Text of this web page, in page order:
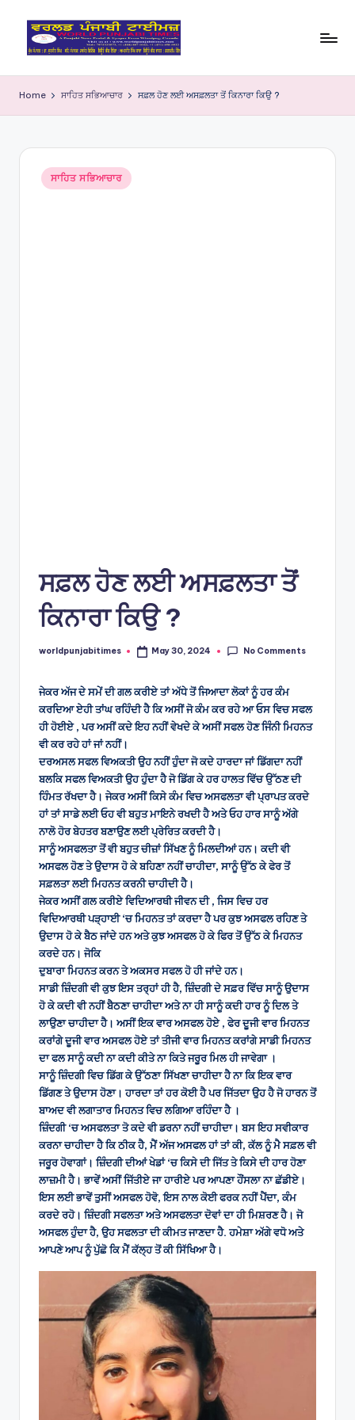
o
rl
d
Home ਸਾਹਿਤ ਸਭਿਆਚਾਰ ਸਫ਼ਲ ਹੋਣ ਲਈ ਅਸਫ਼ਲਤਾ ਤੋਂ ਕਿਨਾਰਾ ਕਿਉ ?
Posted
in
ਸਾਹਿਤ ਸਭਿਆਚਾਰ
ਸਫ਼ਲ ਹੋਣ ਲਈ ਅਸਫ਼ਲਤਾ ਤੋਂ
ਕਿਨਾਰਾ ਕਿਉ ?
Posted
worldpunjabitimes May 30, 2024 No Comments
ਜੇਕਰ ਅੱਜ ਦੇ ਸਮੇਂ ਦੀ ਗਲ ਕਰੀਏ ਤਾਂ ਅੱਧੇ ਤੋਂ ਜਿਆਦਾ ਲੋਕਾਂ ਨੂੰ ਹਰ ਕੰਮ
ਕਰਦਿਆ ਏਹੀ ਤਾਂਘ ਰਹਿੰਦੀ ਹੈ ਕਿ ਅਸੀਂ ਜੋ ਕੰਮ ਕਰ ਰਹੇ ਆ ਓਸ ਵਿਚ ਸਫਲ
ਹੀ ਹੋਈਏ , ਪਰ ਅਸੀਂ ਕਦੇ ਇਹ ਨਹੀਂ ਵੇਖਦੇ ਕੇ ਅਸੀਂ ਸਫਲ ਹੋਣ ਜਿੰਨੀ ਮਿਹਨਤ
ਵੀ ਕਰ ਰਹੇ ਹਾਂ ਜਾਂ ਨਹੀਂ।
ਦਰਅਸਲ ਸਫਲ ਵਿਅਕਤੀ ਉਹ ਨਹੀਂ ਹੁੰਦਾ ਜੋ ਕਦੇ ਹਾਰਦਾ ਜਾਂ ਡਿੱਗਦਾ ਨਹੀਂ
ਬਲਕਿ ਸਫਲ ਵਿਅਕਤੀ ਉਹ ਹੁੰਦਾ ਹੈ ਜੋ ਡਿੱਗ ਕੇ ਹਰ ਹਾਲਤ ਵਿੱਚ ਉੱਠਣ ਦੀ
ਹਿੰਮਤ ਰੱਖਦਾ ਹੈ। ਜੇਕਰ ਅਸੀਂ ਕਿਸੇ ਕੰਮ ਵਿਚ ਅਸਫਲਤਾ ਵੀ ਪ੍ਰਾਪਤ ਕਰਦੇ
ਹਾਂ ਤਾਂ ਸਾਡੇ ਲਈ ਓਹ ਵੀ ਬਹੁਤ ਮਾਇਨੇ ਰਖਦੀ ਹੈ ਅਤੇ ਓਹ ਹਾਰ ਸਾਨੂੰ ਅੱਗੇ
ਨਾਲੋ ਹੋਰ ਬੇਹਤਰ ਬਣਾਉਣ ਲਈ ਪ੍ਰੇਰਿਤ ਕਰਦੀ ਹੈ।
ਸਾਨੂੰ ਅਸਫਲਤਾ ਤੋਂ ਵੀ ਬਹੁਤ ਚੀਜ਼ਾਂ ਸਿੱਖਣ ਨੂੰ ਮਿਲਦੀਆਂ ਹਨ। ਕਦੀ ਵੀ
ਅਸਫਲ ਹੋਣ ਤੇ ਉਦਾਸ ਹੋ ਕੇ ਬਹਿਣਾ ਨਹੀਂ ਚਾਹੀਦਾ, ਸਾਨੂੰ ਉੱਠ ਕੇ ਫੇਰ ਤੋਂ
ਸਫ਼ਲਤਾ ਲਈ ਮਿਹਨਤ ਕਰਨੀ ਚਾਹੀਦੀ ਹੈ।
ਜੇਕਰ ਅਸੀਂ ਗਲ ਕਰੀਏ ਵਿਦਿਆਰਥੀ ਜੀਵਨ ਦੀ , ਜਿਸ ਵਿਚ ਹਰ
ਵਿਦਿਆਰਥੀ ਪੜ੍ਹਾਈ ‘ਚ ਮਿਹਨਤ ਤਾਂ ਕਰਦਾ ਹੈ ਪਰ ਕੁਝ ਅਸਫਲ ਰਹਿਣ ਤੇ
ਉਦਾਸ ਹੋ ਕੇ ਬੈਠ ਜਾਂਦੇ ਹਨ ਅਤੇ ਕੁਝ ਅਸਫਲ ਹੋ ਕੇ ਫਿਰ ਤੋਂ ਉੱਠ ਕੇ ਮਿਹਨਤ
ਕਰਦੇ ਹਨ। ਜੋਕਿ
ਦੁਬਾਰਾ ਮਿਹਨਤ ਕਰਨ ਤੇ ਅਕਸਰ ਸਫਲ ਹੋ ਹੀ ਜਾਂਦੇ ਹਨ।
ਸਾਡੀ ਜ਼ਿੰਦਗੀ ਵੀ ਕੁਝ ਇਸ ਤਰ੍ਹਾਂ ਹੀ ਹੈ, ਜ਼ਿੰਦਗੀ ਦੇ ਸਫ਼ਰ ਵਿੱਚ ਸਾਨੂੰ ਉਦਾਸ
ਹੋ ਕੇ ਕਦੀ ਵੀ ਨਹੀਂ ਬੈਠਣਾ ਚਾਹੀਦਾ ਅਤੇ ਨਾ ਹੀ ਸਾਨੂੰ ਕਦੀ ਹਾਰ ਨੂੰ ਦਿਲ ਤੇ
ਲਾਉਣਾ ਚਾਹੀਦਾ ਹੈ। ਅਸੀਂ ਇਕ ਵਾਰ ਅਸਫਲ ਹੋਏ , ਫੇਰ ਦੂਜੀ ਵਾਰ ਮਿਹਨਤ
ਕਰਾਂਗੇ ਦੂਜੀ ਵਾਰ ਅਸਫਲ ਹੋਏ ਤਾਂ ਤੀਜੀ ਵਾਰ ਮਿਹਨਤ ਕਰਾਂਗੇ ਸਾਡੀ ਮਿਹਨਤ
ਦਾ ਫਲ ਸਾਨੂੰ ਕਦੀ ਨਾ ਕਦੀ ਕੀਤੇ ਨਾ ਕਿਤੇ ਜਰੂਰ ਮਿਲ ਹੀ ਜਾਵੇਗਾ ।
ਸਾਨੂੰ ਜ਼ਿੰਦਗੀ ਵਿਚ ਡਿੱਗ ਕੇ ਉੱਠਣਾ ਸਿੱਖਣਾ ਚਾਹੀਦਾ ਹੈ ਨਾ ਕਿ ਇਕ ਵਾਰ
ਡਿੱਗਣ ਤੇ ਉਦਾਸ ਹੋਣਾ। ਹਾਰਦਾ ਤਾਂ ਹਰ ਕੋਈ ਹੈ ਪਰ ਜਿੱਤਦਾ ਉਹ ਹੈ ਜੋ ਹਾਰਨ ਤੋਂ
ਬਾਅਦ ਵੀ ਲਗਾਤਾਰ ਮਿਹਨਤ ਵਿਚ ਲਗਿਆ ਰਹਿੰਦਾ ਹੈ ।
ਜ਼ਿੰਦਗੀ ‘ਚ ਅਸਫਲਤਾ ਤੋ ਕਦੇ ਵੀ ਡਰਨਾ ਨਹੀਂ ਚਾਹੀਦਾ। ਬਸ ਇਹ ਸਵੀਕਾਰ
ਕਰਨਾ ਚਾਹੀਦਾ ਹੈ ਕਿ ਠੀਕ ਹੈ, ਮੈਂ ਅੱਜ ਅਸਫਲ ਹਾਂ ਤਾਂ ਕੀ, ਕੱਲ ਨੂੰ ਮੈ ਸਫ਼ਲ ਵੀ
ਜਰੂਰ ਹੋਵਾਗਾਂ। ਜ਼ਿੰਦਗੀ ਦੀਆਂ ਖੇਡਾਂ ‘ਚ ਕਿਸੇ ਦੀ ਜਿੱਤ ਤੇ ਕਿਸੇ ਦੀ ਹਾਰ ਹੋਣਾ
ਲਾਜ਼ਮੀ ਹੈ। ਭਾਵੇਂ ਅਸੀਂ ਜਿੱਤੀਏ ਜਾ ਹਾਰੀਏ ਪਰ ਆਪਣਾ ਹੌਂਸਲਾ ਨਾ ਛੱਡੀਏ।
ਇਸ ਲਈ ਭਾਵੇਂ ਤੁਸੀਂ ਅਸਫਲ ਹੋਵੋ, ਇਸ ਨਾਲ ਕੋਈ ਫਰਕ ਨਹੀਂ ਪੈਂਦਾ, ਕੰਮ
ਕਰਦੇ ਰਹੋ। ਜ਼ਿੰਦਗੀ ਸਫਲਤਾ ਅਤੇ ਅਸਫਲਤਾ ਦੋਵਾਂ ਦਾ ਹੀ ਮਿਸ਼ਰਣ ਹੈ। ਜੋ
ਅਸਫਲ ਹੁੰਦਾ ਹੈ, ਉਹ ਸਫਲਤਾ ਦੀ ਕੀਮਤ ਜਾਣਦਾ ਹੈ. ਹਮੇਸ਼ਾ ਅੱਗੇ ਵਧੋ ਅਤੇ
ਆਪਣੇ ਆਪ ਨੂੰ ਪੁੱਛੋ ਕਿ ਮੈਂ ਕੱਲ੍ਹ ਤੋਂ ਕੀ ਸਿੱਖਿਆ ਹੈ।